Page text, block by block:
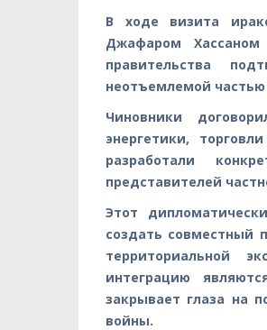
В ходе визита
Джафаром Хассаном
правительства
неотъемлемой
Чиновники
энергетики,
разработали
представителей
Этот
создать совместный
территориальной
интеграцию
закрывает глаза на
войны.